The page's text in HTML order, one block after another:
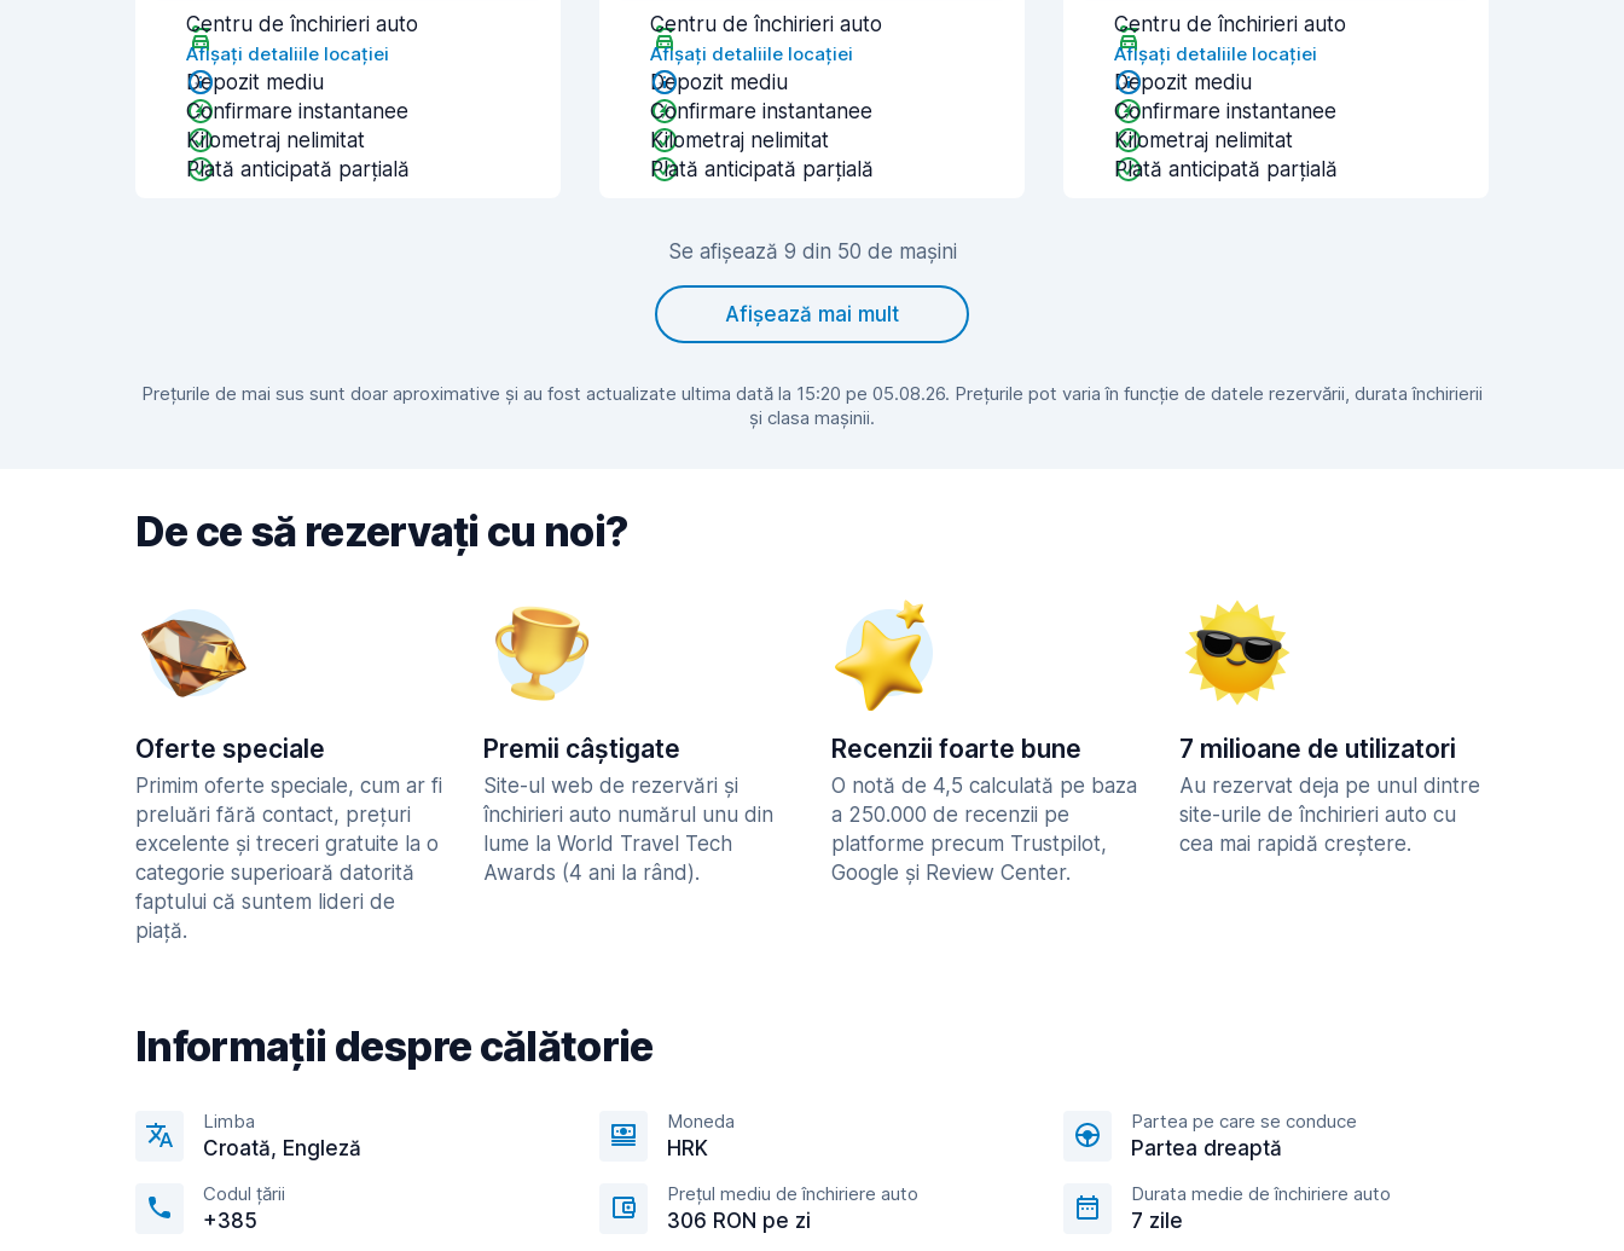
Centru de închirieri auto
Afișați detaliile locației
Depozit mediu
Confirmare instantanee
Kilometraj nelimitat
Plată anticipată parțială
Centru de închirieri auto
Afișați detaliile locației
Depozit mediu
Confirmare instantanee
Kilometraj nelimitat
Plată anticipată parțială
Centru de închirieri auto
Afișați detaliile locației
Depozit mediu
Confirmare instantanee
Kilometraj nelimitat
Plată anticipată parțială
Se afișează 9 din 50 de mașini
Afișează mai mult
Prețurile de mai sus sunt doar aproximative și au fost actualizate ultima dată la 15:20 pe 05.08.26. Prețurile pot varia în funcție de datele rezervării, durata închirierii
și clasa mașinii.
De ce să rezervați cu noi?
Oferte speciale
Primim oferte speciale, cum ar fi
preluări fără contact, prețuri
excelente și treceri gratuite la o
categorie superioară datorită
faptului că suntem lideri de
piață.
Premii câștigate
Site-ul web de rezervări și
închirieri auto numărul unu din
lume la World Travel Tech
Awards (4 ani la rând).
Recenzii foarte bune
O notă de 4,5 calculată pe baza
a 250.000 de recenzii pe
platforme precum Trustpilot,
Google și Review Center.
7 milioane de utilizatori
Au rezervat deja pe unul dintre
site-urile de închirieri auto cu
cea mai rapidă creștere.
Informații despre călătorie
Limba
Croată, Engleză
Moneda
HRK
Partea pe care se conduce
Partea dreaptă
Codul țării
+385
Prețul mediu de închiriere auto
306 RON pe zi
Durata medie de închiriere auto
7 zile